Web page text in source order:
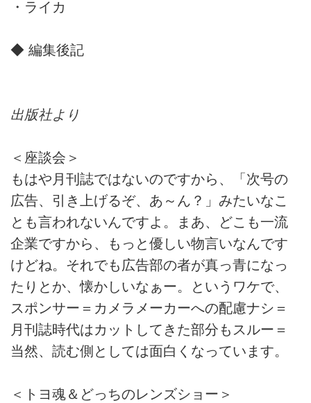
・ライカ
◆ 編集後記
出版社より
＜座談会＞
もはや月刊誌ではないのですから、「次号の
広告、引き上げるぞ、あ～ん？」みたいなこ
とも言われないんですよ。まあ、どこも一流
企業ですから、もっと優しい物言いなんです
けどね。それでも広告部の者が真っ青になっ
たりとか、懐かしいなぁー。というワケで、
スポンサー＝カメラメーカーへの配慮ナシ＝
月刊誌時代はカットしてきた部分もスルー＝
当然、読む側としては面白くなっています。
＜トヨ魂＆どっちのレンズショー＞